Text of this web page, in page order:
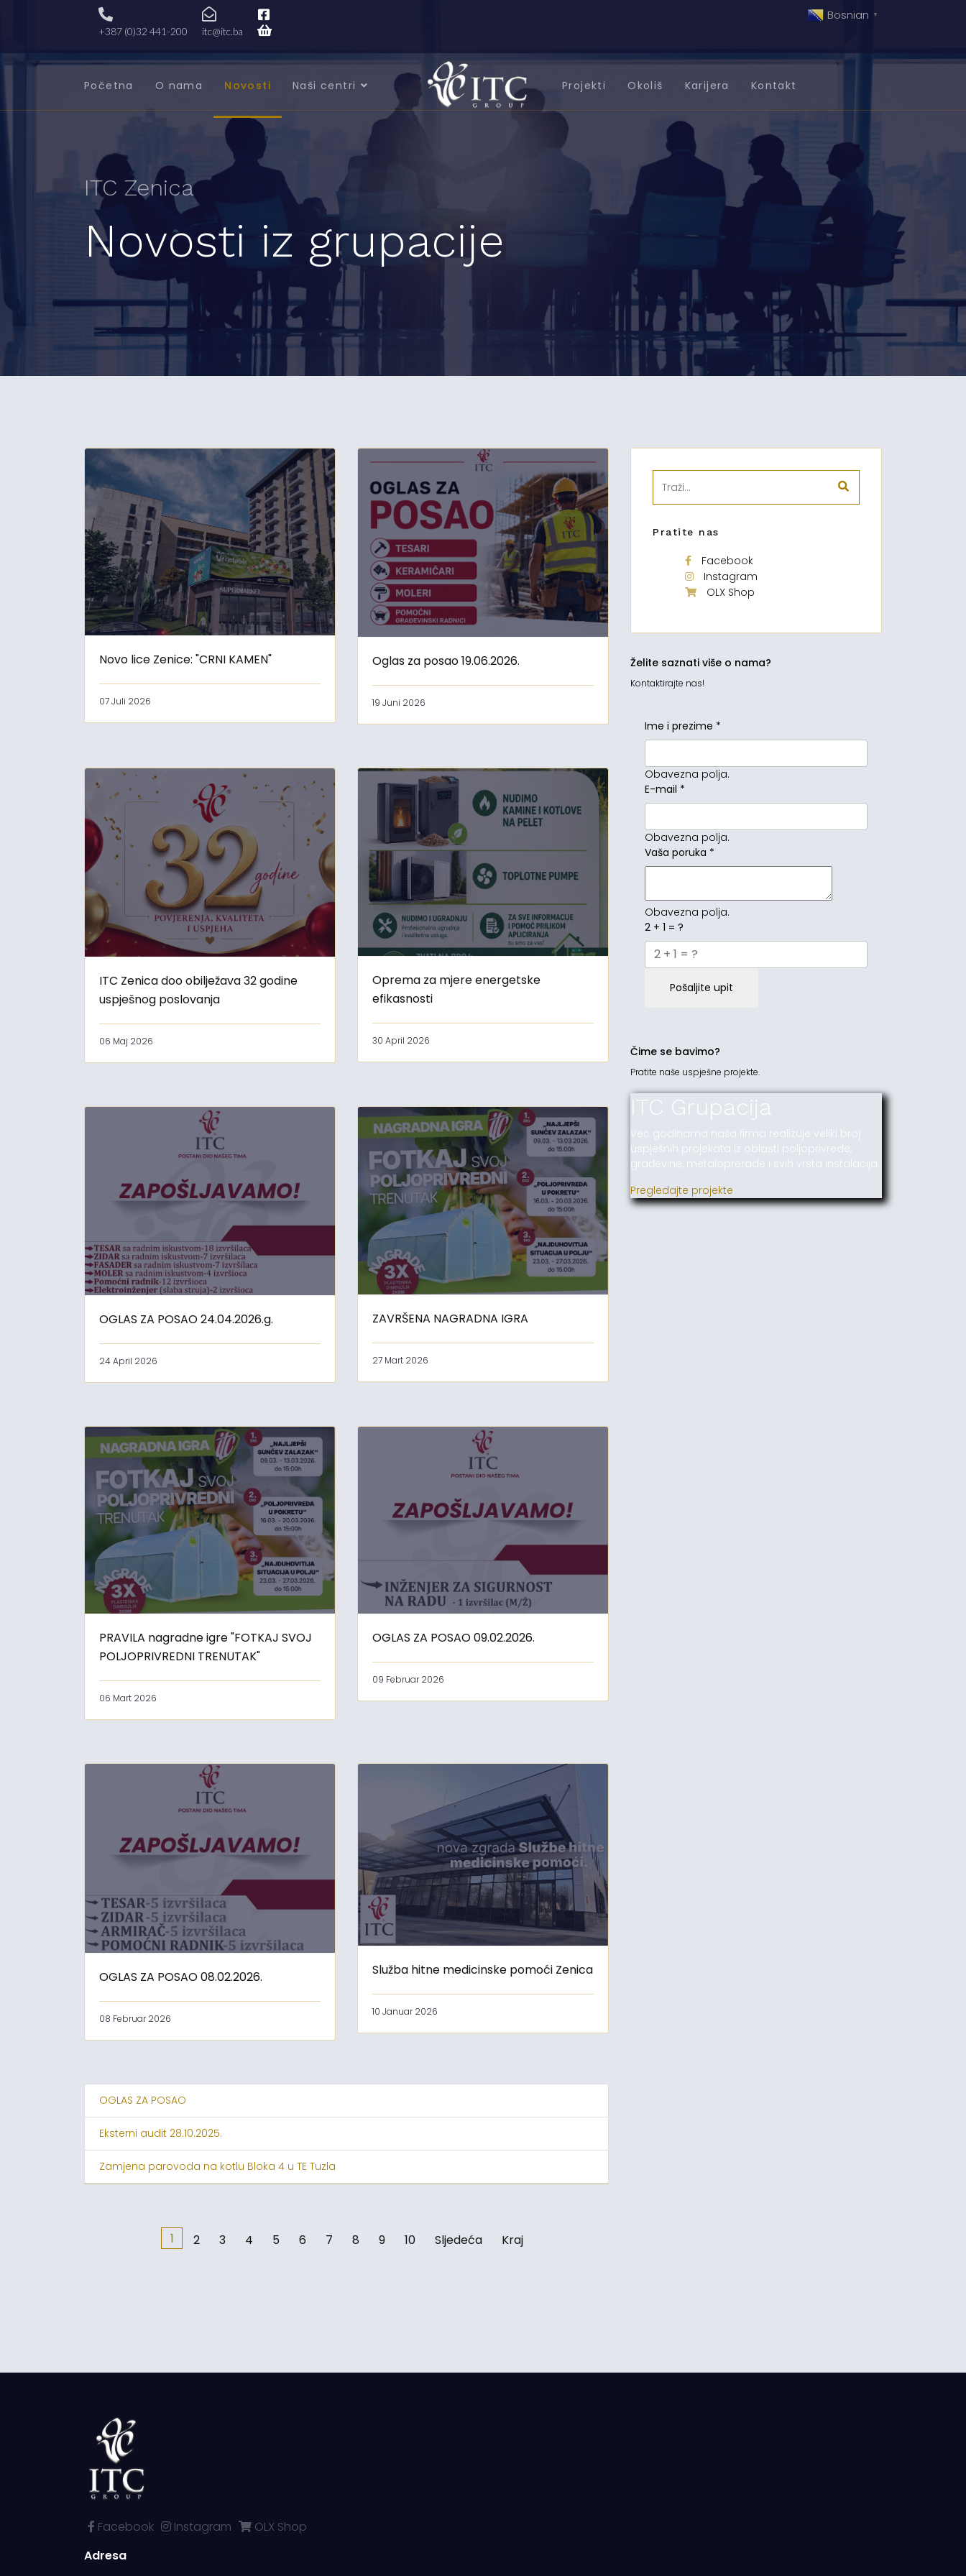
+387 (0)32 441-200 itc@itc.ba
Bosnian ▼
Početna O nama Novosti Naši centri Projekti Okoliš Karijera Kontakt
ITC Zenica
Novosti iz grupacije
Novo lice Zenice: "CRNI KAMEN"
07 Juli 2026
Oglas za posao 19.06.2026.
19 Juni 2026
ITC Zenica doo obilježava 32 godine
uspješnog poslovanja
06 Maj 2026
Oprema za mjere energetske
efikasnosti
30 April 2026
OGLAS ZA POSAO 24.04.2026.g.
24 April 2026
ZAVRŠENA NAGRADNA IGRA
27 Mart 2026
PRAVILA nagradne igre "FOTKAJ SVOJ
POLJOPRIVREDNI TRENUTAK"
06 Mart 2026
OGLAS ZA POSAO 09.02.2026.
09 Februar 2026
OGLAS ZA POSAO 08.02.2026.
08 Februar 2026
Služba hitne medicinske pomoći Zenica
10 Januar 2026
OGLAS ZA POSAO
Eksterni audit 28.10.2025.
Zamjena parovoda na kotlu Bloka 4 u TE Tuzla
1 2 3 4 5 6 7 8 9 10 Sljedeća Kraj
Pratite nas
Facebook
Instagram
OLX Shop
Želite saznati više o nama?
Kontaktirajte nas!
Ime i prezime *
Obavezna polja.
E-mail *
Obavezna polja.
Vaša poruka *
Obavezna polja.
2 + 1 = ?
Pošaljite upit
Čime se bavimo?
Pratite naše uspješne projekte.
ITC Grupacija
Već godinama naša firma realizuje veliki broj
uspješnih projekata iz oblasti poljoprivrede,
građevine, metaloprerade i svih vrsta instalacija.
Pregledajte projekte
Facebook Instagram
OLX Shop
Adresa